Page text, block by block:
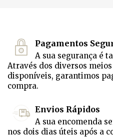
Pagamentos
A sua segurança é
Através dos diversos
disponíveis, garantimos
compra.
Envios Rápidos
A sua encomenda
nos dois dias úteis após a